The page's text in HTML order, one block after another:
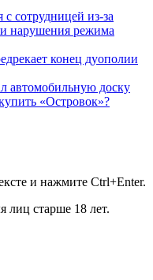
с сотрудницей из-за
и нарушения режима
конец дуополии
автомобильную доску
«Островок»?
и нажмите Ctrl+Enter.
лиц старше 18 лет.